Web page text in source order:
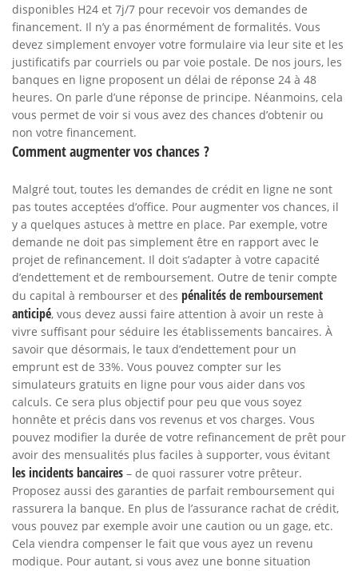
disponibles H24 et 7j/7 pour recevoir vos demandes de
financement. Il n’y a pas énormément de formalités. Vous
devez simplement envoyer votre formulaire via leur site et les
justificatifs par courriels ou par voie postale. De nos jours, les
banques en ligne proposent un délai de réponse 24 à 48
heures. On parle d’une réponse de principe. Néanmoins, cela
vous permet de voir si vous avez des chances d’obtenir ou
non votre financement.
Comment augmenter vos chances ?
Malgré tout, toutes les demandes de crédit en ligne ne sont
pas toutes acceptées d’office. Pour augmenter vos chances, il
y a quelques astuces à mettre en place. Par exemple, votre
demande ne doit pas simplement être en rapport avec le
projet de refinancement. Il doit s’adapter à votre capacité
d’endettement et de remboursement. Outre de tenir compte
du capital à rembourser et des pénalités de remboursement
anticipé, vous devez aussi faire attention à avoir un reste à
vivre suffisant pour séduire les établissements bancaires. À
savoir que désormais, le taux d’endettement pour un
emprunt est de 33%. Vous pouvez compter sur les
simulateurs gratuits en ligne pour vous aider dans vos
calculs. Ce sera plus objectif pour peu que vous soyez
honnête et précis dans vos revenus et vos charges. Vous
pouvez modifier la durée de votre refinancement de prêt pour
avoir des mensualités plus faciles à supporter, vous évitant
les incidents bancaires – de quoi rassurer votre prêteur.
Proposez aussi des garanties de parfait remboursement qui
rassurera la banque. En plus de l’assurance rachat de crédit,
vous pouvez par exemple avoir une caution ou un gage, etc.
Cela viendra compenser le fait que vous ayez un revenu
modique. Pour autant, si vous avez une bonne situation